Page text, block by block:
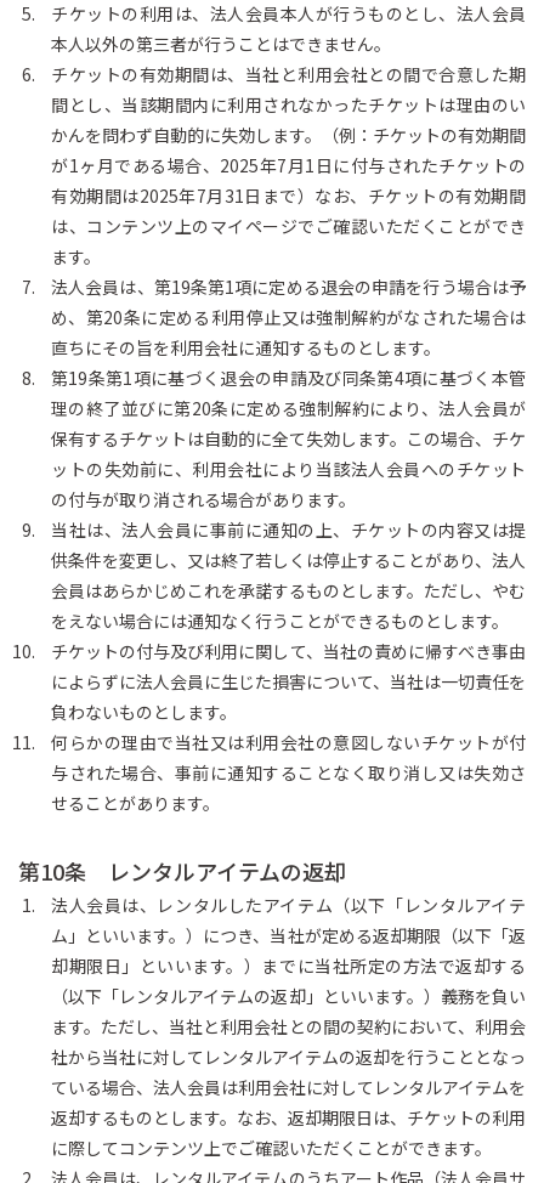
チケットの利用は、法人会員本人が行うものとし、法人会員
本人以外の第三者が行うことはできません。
チケットの有効期間は、当社と利用会社との間で合意した期
間とし、当該期間内に利用されなかったチケットは理由のい
かんを問わず自動的に失効します。（例：チケットの有効期間
が1ヶ月である場合、2025年7月1日に付与されたチケットの
有効期間は2025年7月31日まで）なお、チケットの有効期間
は、コンテンツ上のマイページでご確認いただくことができ
ます。
法人会員は、第19条第1項に定める退会の申請を行う場合は予
め、第20条に定める利用停止又は強制解約がなされた場合は
直ちにその旨を利用会社に通知するものとします。
第19条第1項に基づく退会の申請及び同条第4項に基づく本管
理の終了並びに第20条に定める強制解約により、法人会員が
保有するチケットは自動的に全て失効します。この場合、チケ
ットの失効前に、利用会社により当該法人会員へのチケット
の付与が取り消される場合があります。
当社は、法人会員に事前に通知の上、チケットの内容又は提
供条件を変更し、又は終了若しくは停止することがあり、法人
会員はあらかじめこれを承諾するものとします。ただし、やむ
をえない場合には通知なく行うことができるものとします。
チケットの付与及び利用に関して、当社の責めに帰すべき事由
によらずに法人会員に生じた損害について、当社は一切責任を
負わないものとします。
何らかの理由で当社又は利用会社の意図しないチケットが付
与された場合、事前に通知することなく取り消し又は失効さ
せることがあります。
第10条 レンタルアイテムの返却
法人会員は、レンタルしたアイテム（以下「レンタルアイテ
ム」といいます。）につき、当社が定める返却期限（以下「返
却期限日」といいます。）までに当社所定の方法で返却する
（以下「レンタルアイテムの返却」といいます。）義務を負い
ます。ただし、当社と利用会社との間の契約において、利用会
社から当社に対してレンタルアイテムの返却を行うこととなっ
ている場合、法人会員は利用会社に対してレンタルアイテムを
返却するものとします。なお、返却期限日は、チケットの利用
に際してコンテンツ上でご確認いただくことができます。
法人会員は、レンタルアイテムのうちアート作品（法人会員サ